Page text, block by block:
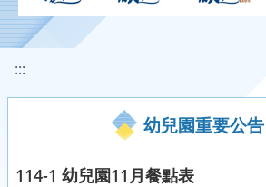
:::
幼兒園重要公告
114-1 幼兒園11月餐點表